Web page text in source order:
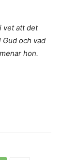
vet att det
och vad
hon.